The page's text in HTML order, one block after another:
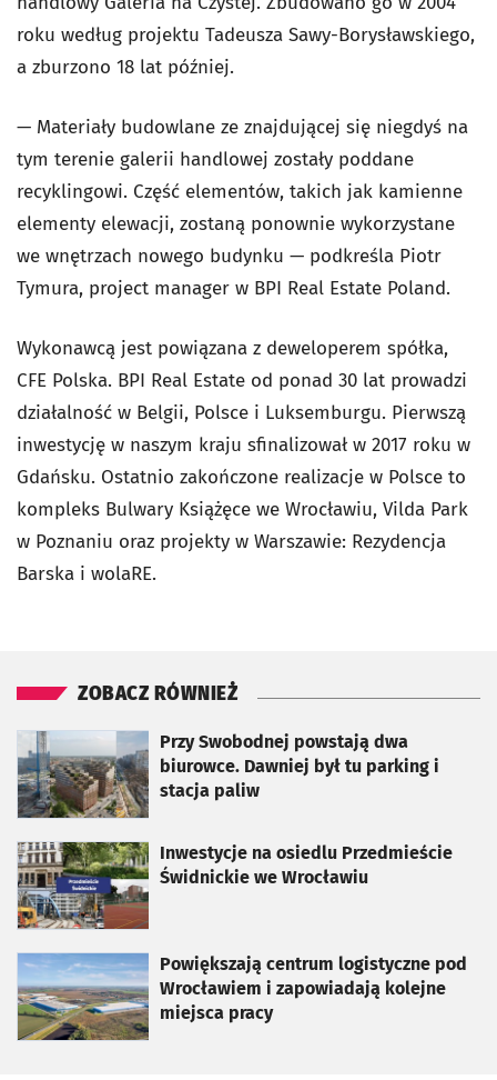
roku według projektu Tadeusza Sawy-Borysławskiego,
a zburzono 18 lat później.
— Materiały budowlane ze znajdującej się niegdyś na
tym terenie galerii handlowej zostały poddane
recyklingowi. Część elementów, takich jak kamienne
elementy elewacji, zostaną ponownie wykorzystane
we wnętrzach nowego budynku — podkreśla Piotr
Tymura, project manager w BPI Real Estate Poland.
Wykonawcą jest powiązana z deweloperem spółka,
CFE Polska. BPI Real Estate od ponad 30 lat prowadzi
działalność w Belgii, Polsce i Luksemburgu. Pierwszą
inwestycję w naszym kraju sfinalizował w 2017 roku w
Gdańsku. Ostatnio zakończone realizacje w Polsce to
kompleks Bulwary Książęce we Wrocławiu, Vilda Park
w Poznaniu oraz projekty w Warszawie: Rezydencja
Barska i wolaRE.
ZOBACZ RÓWNIEŻ
Przy Swobodnej powstają dwa
biurowce. Dawniej był tu parking i
stacja paliw
otworzy się w nowej karcie
Inwestycje na osiedlu Przedmieście
Świdnickie we Wrocławiu
otworzy się w nowej karcie
Powiększają centrum logistyczne pod
Wrocławiem i zapowiadają kolejne
miejsca pracy
otworzy się w nowej karcie